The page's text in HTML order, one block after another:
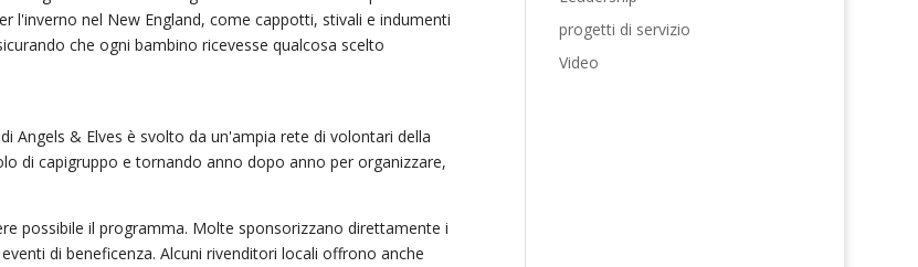
l'inverno nel New England, come cappotti, stivali e indumenti
che ogni bambino ricevesse qualcosa scelto
Angels & Elves è svolto da un'ampia rete di volontari della
di capigruppo e tornando anno dopo anno per organizzare,
possibile il programma. Molte sponsorizzano direttamente i
di beneficenza. Alcuni rivenditori locali offrono anche
progetti di servizio
Video